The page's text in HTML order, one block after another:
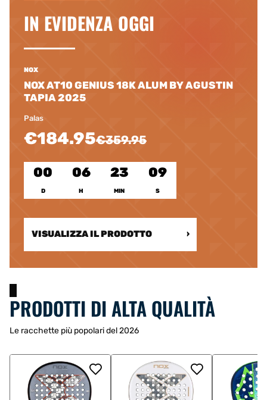
IN EVIDENZA OGGI
NOX
NOX AT10 GENIUS 18K ALUM BY AGUSTIN
TAPIA 2025
Palas
€184.95€359.95
00
D
06
H
23
MIN
08
S
VISUALIZZA IL PRODOTTO ›
PRODOTTI DI ALTA QUALITÀ
Le racchette più popolari del 2026